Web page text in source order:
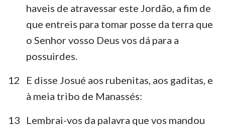
haveis de atravessar este Jordão, a fim de
que entreis para tomar posse da terra que
o Senhor vosso Deus vos dá para a
possuirdes.
12
E disse Josué aos rubenitas, aos gaditas, e
à meia tribo de Manassés:
13
Lembrai-vos da palavra que vos mandou